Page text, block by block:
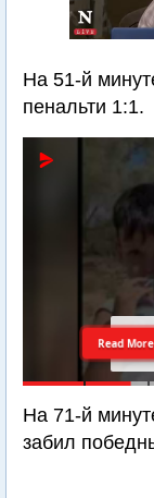
На 51-й
пенальти 1:1.
Read More
На 71-й
забил